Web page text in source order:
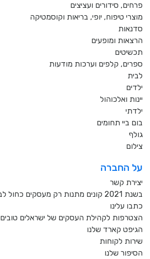
פרחים, סידורים ועציצים
מוצרי טיפוח, יופי, בריאות וקוסמטיקה
סדנאות
הרצאות ומופעים
תכשיטים
ספרים, קלפים וערכות מודעות
לבית
ילדים
יינות ואלכוהול
ילדתי
בום ביי תחומים
גולף
צילום
על החברה
יצירת קשר
בשנת 2021 קונים מתנות רק מעסקים כחול לבן!
כתבו עלינו
הצטרפות לקהילת העסקים של ישראלים טובים
הגיפט קארד שלנו
שירות לקוחות
הסיפור שלנו